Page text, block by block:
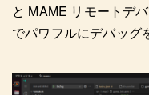
と MAME リモートデ
でパワフルにデバッグ